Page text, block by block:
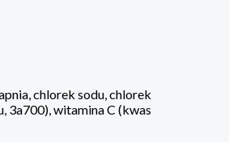
chlorek sodu, chlorek
3a700), witamina C (kwas